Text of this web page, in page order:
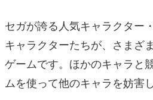
運営：株式会社マレ
セガが誇る人気キャラクター
キャラクターたちが、さまざ
ゲームです。ほかのキャラと
ムを使って他のキャラを妨害